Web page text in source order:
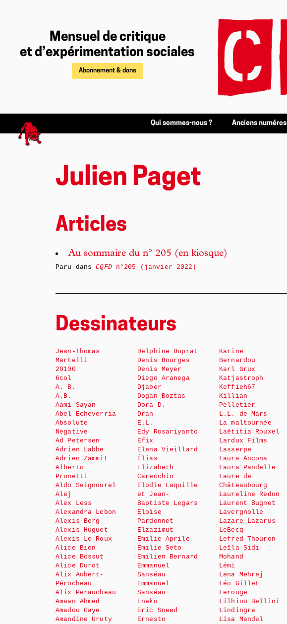
Mensuel de critique
et d’expérimentation sociales
Abonnement & dons
Qui sommes-nous ? Anciens numéros
Julien Paget
Articles
Au sommaire du n° 205 (en kiosque)
Paru dansCQFDn°205 (janvier 2022)
Dessinateurs
Jean-Thomas
Martelli
20100
6col
A. B.
A.B.
Aami Sayan
Abel Echeverría
Absolute
Negative
Ad Petersen
Adrien Labbe
Adrien Zammit
Alberto
Prunetti
Aldo Seignourel
Alej
Alex Less
Alexandra Lebon
Alexis Berg
Alexis Huguet
Alexis Le Roux
Alice Bien
Alice Bossut
Alice Durot
Alix Aubert-
Pérocheau
Alix Peraucheau
Amaan Ahmed
Amadou Gaye
Amandine Uruty
Delphine Duprat
Denis Bourges
Denis Meyer
Diego Aranega
Djaber
Dogan Boztas
Dora D.
Dran
E.L.
Edy Rosariyanto
Efix
Elena Vieillard
Élias
Elizabeth
Carecchio
Elodie Laquille
et Jean-
Baptiste Legars
Eloïse
Pardonnet
Elzazimut
Emilie Aprile
Emilie Seto
Emilien Bernard
Emmanuel
Sanséau
Emmanuel
Sanséau
Eneko
Eric Sneed
Ernesto
Karine
Bernardou
Karl Grux
Katjastroph
Keffieh67
Killian
Pelletier
L.L. de Mars
La maltournée
Laëtitia Rouxel
Lardux Films
Lasserpe
Laura Ancona
Laura Pandelle
Laure de
Châteaubourg
Laureline Redon
Laurent Bugnet
Lavergnolle
Lazare Lazarus
LeBecq
Lefred-Thouron
Leïla Sidi-
Mohand
Lémi
Lena Mehrej
Léo Gillet
Lerouge
Lilhiou Bellini
Lindingre
Lisa Mandel